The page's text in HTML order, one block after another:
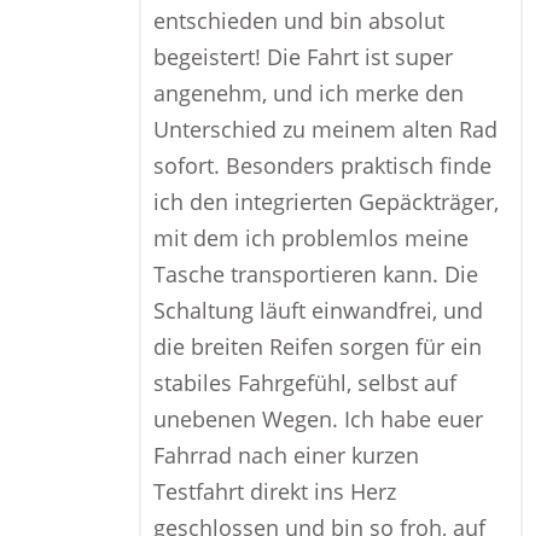
entschieden und bin absolut
begeistert! Die Fahrt ist super
angenehm, und ich merke den
Unterschied zu meinem alten Rad
sofort. Besonders praktisch finde
ich den integrierten Gepäckträger,
mit dem ich problemlos meine
Tasche transportieren kann. Die
Schaltung läuft einwandfrei, und
die breiten Reifen sorgen für ein
stabiles Fahrgefühl, selbst auf
unebenen Wegen. Ich habe euer
Fahrrad nach einer kurzen
Testfahrt direkt ins Herz
geschlossen und bin so froh, auf